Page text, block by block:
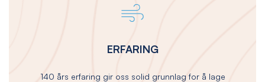
ERFARING
140 års erfaring gir oss solid grunnlag for å lage